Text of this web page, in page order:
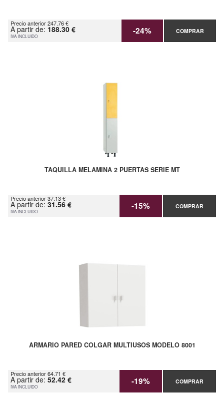
Precio anterior 247.76 €
A partir de: 188.30 €
IVA INCLUIDO -24% COMPRAR
TAQUILLA MELAMINA 2 PUERTAS SERIE MT
Precio anterior 37.13 €
A partir de: 31.56 €
IVA INCLUIDO -15% COMPRAR
ARMARIO PARED COLGAR MULTIUSOS MODELO 8001
Precio anterior 64.71 €
A partir de: 52.42 €
IVA INCLUIDO -19% COMPRAR